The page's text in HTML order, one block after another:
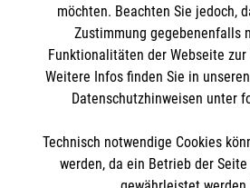
Kontakt
Ansprechpersonen
Malteser in Deutschland
Malteserorden
Sharepoint
Spendenkonto
Bank: Pax-Bank für Kirche
IBAN:
So finden Sie uns
möchten. Beachten Sie jedoch,
Zustimmung gegebenenfalls
Funktionalitäten der Webseite
Weitere Infos finden Sie in
Datenschutzhinweisen unter
Technisch notwendige Cookies
werden, da ein Betrieb der